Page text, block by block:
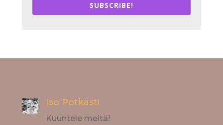
SUBSCRIBE!
Iso Potkästi
Kuuntele meitä!